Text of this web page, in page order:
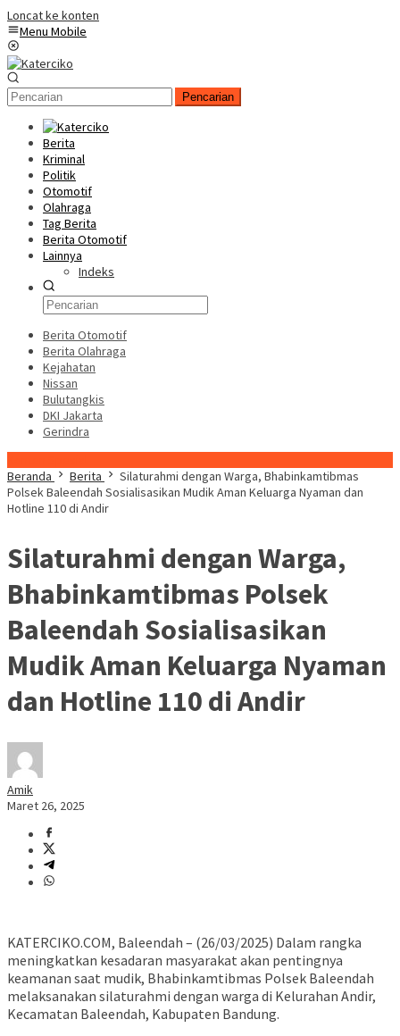
Loncat ke konten
Menu Mobile
Pencarian
Berita
Kriminal
Politik
Otomotif
Olahraga
Tag Berita
Berita Otomotif
Lainnya
Indeks
Berita Otomotif
Berita Olahraga
Kejahatan
Nissan
Bulutangkis
DKI Jakarta
Gerindra
Beranda
Berita
Silaturahmi dengan Warga, Bhabinkamtibmas
Polsek Baleendah Sosialisasikan Mudik Aman Keluarga Nyaman dan
Hotline 110 di Andir
Silaturahmi dengan Warga,
Bhabinkamtibmas Polsek
Baleendah Sosialisasikan
Mudik Aman Keluarga Nyaman
dan Hotline 110 di Andir
Amik
Maret 26, 2025
KATERCIKO.COM, Baleendah – (26/03/2025) Dalam rangka
meningkatkan kesadaran masyarakat akan pentingnya
keamanan saat mudik, Bhabinkamtibmas Polsek Baleendah
melaksanakan silaturahmi dengan warga di Kelurahan Andir,
Kecamatan Baleendah, Kabupaten Bandung.